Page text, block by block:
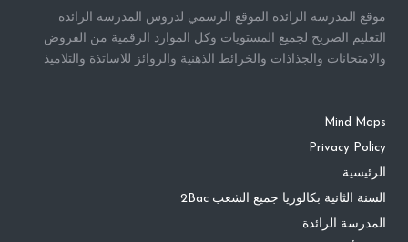
موقع المدرسة الرائدة الموقع الرسمي لدروس المدرسة الرائدة
التعليم الصريح لجميع المستويات وكل الموارد الرقمية من الفروض
والامتحانات والجذاذات والخرائط الذهنية والروائز للاساتذة والتلاميذ
Mind Maps
Privacy Policy
الرئيسية
السنة الثانية بكالوريا جميع الشعب 2Bac
المدرسة الرائدة